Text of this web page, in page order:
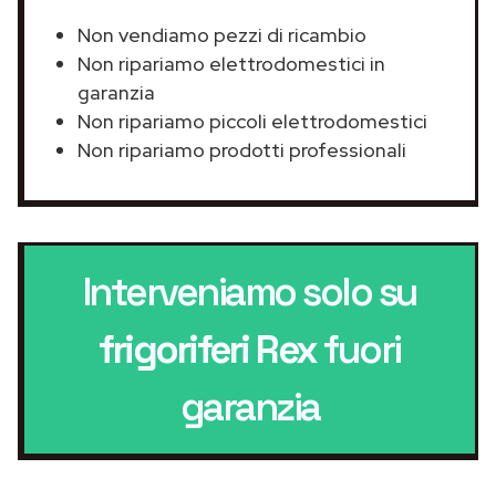
Non vendiamo pezzi di ricambio
Non ripariamo elettrodomestici in
garanzia
Non ripariamo piccoli elettrodomestici
Non ripariamo prodotti professionali
Interveniamo solo su
frigoriferi Rexfuori
garanzia